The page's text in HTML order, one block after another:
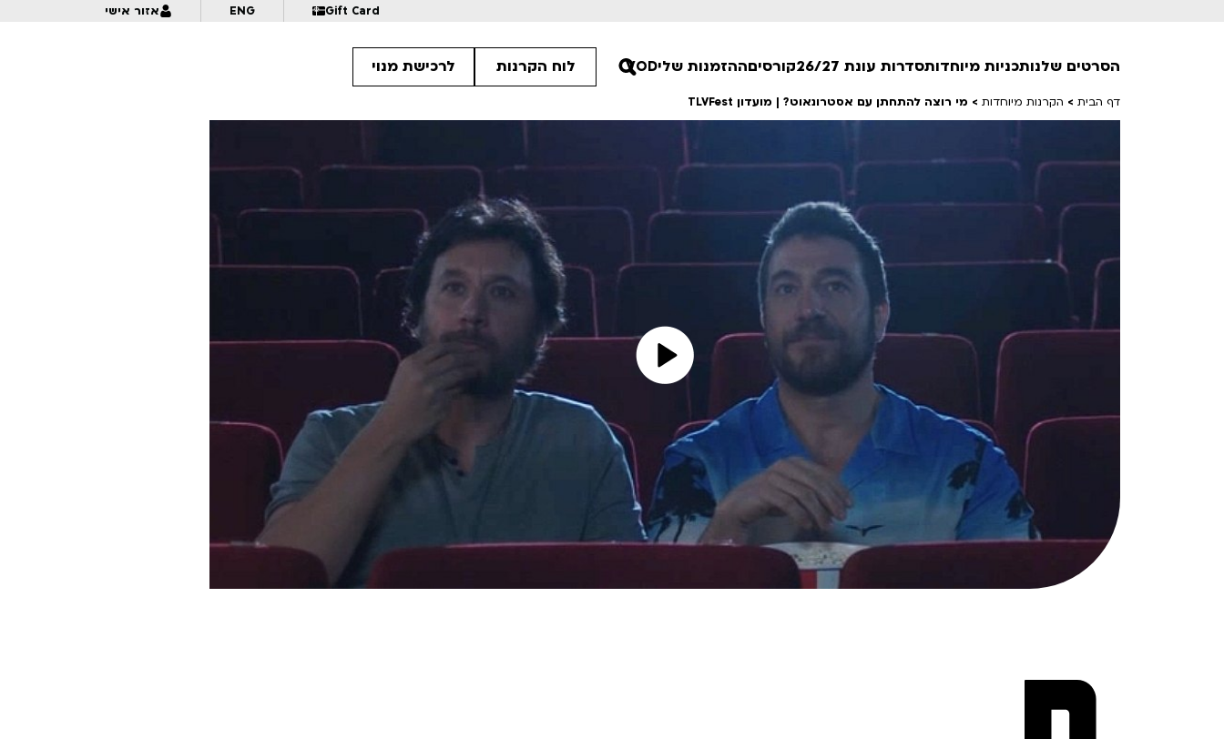
Gift Card
ENG אזור אישי
הסרטים שלנו
חופשי למנויים
חדשים
לילדים ולכל המשפחה
הקרנות על פופים
מועדון אנגלית לכל המשפחה
ראשון בקולנוע
שלישי בשלייקס
Teen Screen
קולנוע ישראלי
לפי ימים
הדרכים הלא ידועות
לפרטים
פסטיבל אנימיקס 2026
לפרטים
10:00
תכניות מיוחדותסדרות עונת 26/27 קורסיםההזמנות שליVOD לוח הקרנות לרכישת מנוי
דף הבית > הקרנות מיוחדות > מי רוצה להתחתן עם אסטרונאוט? | מועדון TLVFest